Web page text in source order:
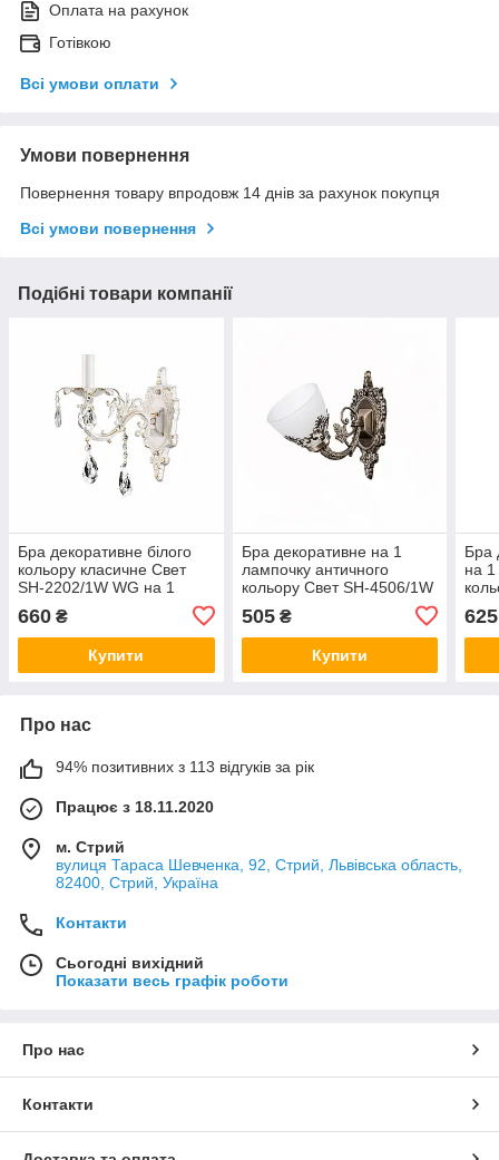
Оплата на рахунок
Готівкою
Всі умови оплати
Умови повернення
Повернення товару впродовж 14 днів за рахунок покупця
Всі умови повернення
Подібні товари компанії
Бра декоративне білого
кольору класичне Свет
SH-2202/1W WG на 1
660 ₴
Купити
Бра декоративне на 1
лампочку античного
кольору Свет SH-4506/1W
505₴
Купити
Бра
на 1
625
Про нас
94% позитивних з 113 відгуків за рік
Працює з 18.11.2020
м. Стрий
вулиця Тараса Шевченка, 92, Стрий, Львівська область,
82400, Стрий, Україна
Контакти
Сьогодні вихідний
Показати весь графік роботи
Про нас
Контакти